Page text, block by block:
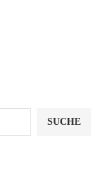
SUCHE